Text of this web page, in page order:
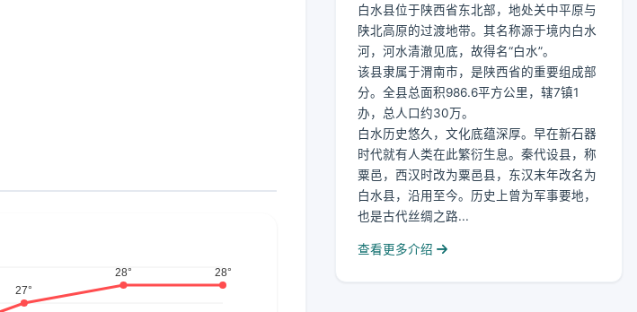
白水县位于陕西省东北部，地处关中平原与
陕北高原的过渡地带。其名称源于境内白水
河，河水清澈见底，故得名“白水”。
该县隶属于渭南市，是陕西省的重要组成部
分。全县总面积986.6平方公里，辖7镇1
办，总人口约30万。
白水历史悠久，文化底蕴深厚。早在新石器
时代就有人类在此繁衍生息。秦代设县，称
粟邑，西汉时改为粟邑县，东汉末年改名为
白水县，沿用至今。历史上曾为军事要地，
也是古代丝绸之路...
查看更多介绍